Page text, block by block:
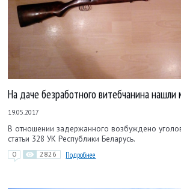
На даче безработного витебчанина нашли
19.05.2017
В отношении задержанного возбуждено
статьи 328 УК Республики Беларусь.
0 2826 Подробнее